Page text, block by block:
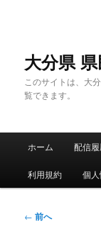
大分県
このサイトは、大
覧できます。
メ
ホーム 配信
利用規約 個
投
← 前へ